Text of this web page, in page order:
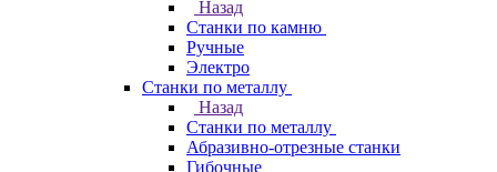
Назад
Станки по камню
Ручные
Электро
Станки по металлу
Назад
Станки по металлу
Абразивно-отрезные станки
Гибочные